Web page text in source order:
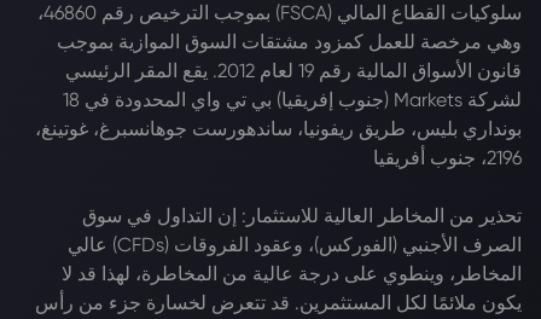
سلوكيات القطاع المالي (FSCA) بموجب الترخيص رقم 46860،
وهي مرخصة للعمل كمزود مشتقات السوق الموازية بموجب
قانون الأسواق المالية رقم 19 لعام 2012. يقع المقر الرئيسي
لشركة Markets (جنوب إفريقيا) بي تي واي المحدودة في 18
بونداري بليس، طريق ريفونيا، ساندهورست جوهانسبرغ، غوتينغ،
2196، جنوب أفريقيا
تحذير من المخاطر العالية للاستثمار: إن التداول في سوق
الصرف الأجنبي (الفوركس)، وعقود الفروقات (CFDs) عالي
المخاطر، وينطوي على درجة عالية من المخاطرة، لهذا قد لا
يكون ملائمًا لكل المستثمرين. قد تتعرض لخسارة جزء من رأس